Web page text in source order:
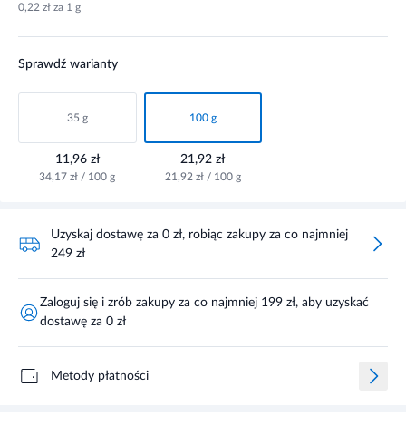
0,22 zł za 1 g
Sprawdź warianty
35 g
11,96 zł
34,17 zł / 100 g
100 g
21,92 zł
21,92 zł / 100 g
Uzyskaj dostawę za 0 zł, robiąc zakupy za co najmniej
249 zł
Zaloguj się i zrób zakupy za co najmniej 199 zł, aby uzyskać
dostawę za 0 zł
Metody płatności